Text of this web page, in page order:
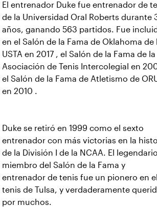
El entrenador Duke fue entrenador de
de la Universidad Oral Roberts durante
años, ganando 563 partidos. Fue
en el Salón de la Fama de Oklahoma de
USTA en 2017 , el Salón de la Fama de la
Asociación de Tenis Intercolegial en
el Salón de la Fama de Atletismo de
en 2010 .
Duke se retiró en 1999 como el sexto
entrenador con más victorias en la
de la División I de la NCAA. El legendario
miembro del Salón de la Fama y
entrenador de tenis fue un pionero en el
tenis de Tulsa, y verdaderamente
por muchos.